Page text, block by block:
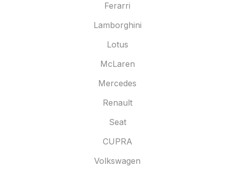
Ferarri
Lamborghini
Lotus
McLaren
Mercedes
Renault
Seat
CUPRA
Volkswagen